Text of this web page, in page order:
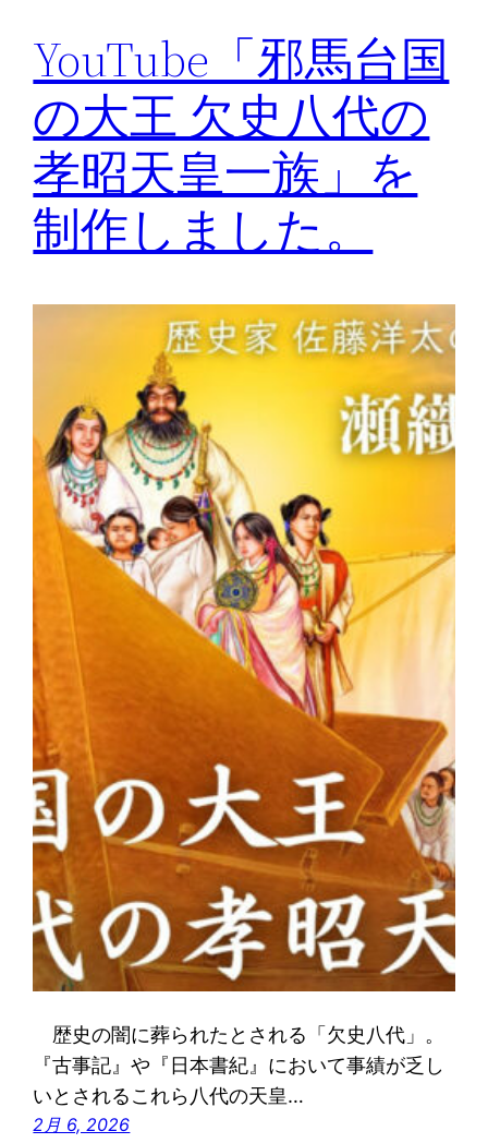
YouTube「邪馬台国
の大王 欠史八代の
孝昭天皇一族」を
制作しました。
歴史の闇に葬られたとされる「欠史八代」。
『古事記』や『日本書紀』において事績が乏し
いとされるこれら八代の天皇…
2月 6, 2026